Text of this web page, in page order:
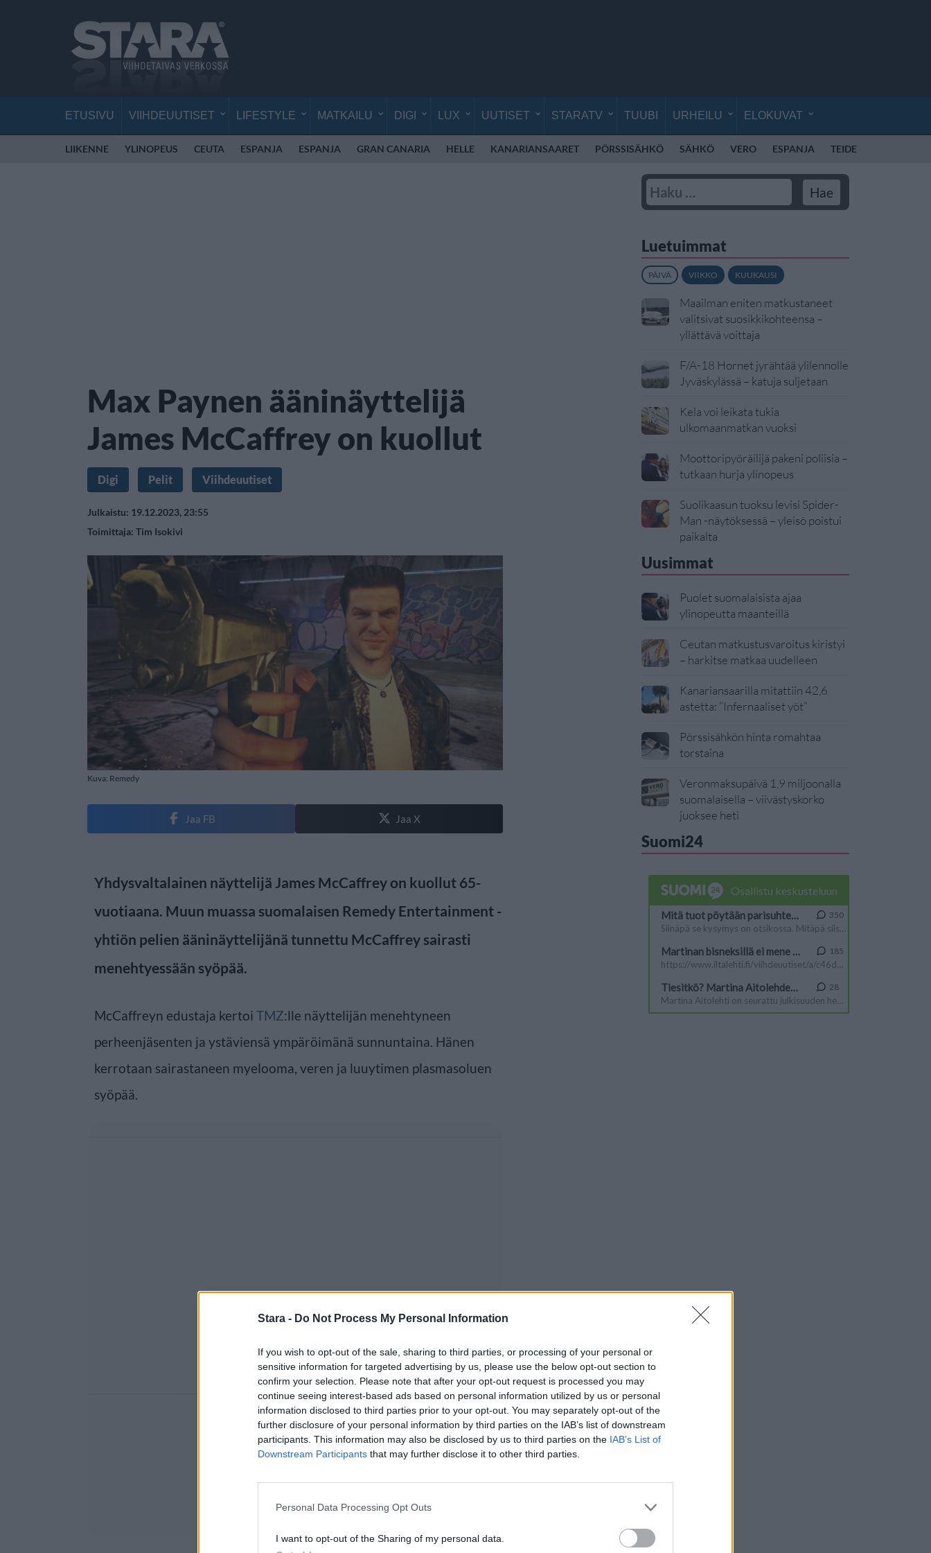
Stara - Do Not Process My Personal Information
If you wish to opt-out of the sale, sharing to third parties, or processing of your personal or
sensitive information for targeted advertising by us, please use the below opt-out section to
confirm your selection. Please note that after your opt-out request is processed you may
continue seeing interest-based ads based on personal information utilized by us or personal
information disclosed to third parties prior to your opt-out. You may separately opt-out of the
further disclosure of your personal information by third parties on the IAB’s list of downstream
participants. This information may also be disclosed by us to third parties on the IAB’s List of
Downstream Participants that may further disclose it to other third parties.
Personal Data Processing Opt Outs
I want to opt-out of the Sharing of my personal data.
ETUSIVU VIIHDEUUTISET LIFESTYLE MATKAILU DIGI LUX UUTISET STARATV TUUBI URHEILU ELOKUVAT
LIIKENNE YLINOPEUS CEUTA ESPANJA ESPANJA GRAN CANARIA HELLE KANARIANSAARET PÖRSSISÄHKÖ SÄHKÖ VERO ESPANJA TEIDE
Max Paynen ääninäyttelijä
James McCaffrey on kuollut
Digi Pelit Viihdeuutiset
Julkaistu: 19.12.2023, 23:55
Toimittaja: Tim Isokivi
Kuva: Remedy
Jaa FB Jaa X
Yhdysvaltalainen näyttelijä James McCaffrey on kuollut 65-
vuotiaana. Muun muassa suomalaisen Remedy Entertainment -
yhtiön pelien ääninäyttelijänä tunnettu McCaffrey sairasti
menehtyessään syöpää.
McCaffreyn edustaja kertoi TMZ:lle näyttelijän menehtyneen
perheenjäsenten ja ystäviensä ympäröimänä sunnuntaina. Hänen
kerrotaan sairastaneen myelooma, veren ja luuytimen plasmasoluen
syöpää.
Luetuimmat
PÄIVÄ VIIKKO KUUKAUSI
Maailman eniten matkustaneet
valitsivat suosikkikohteensa –
yllättävä voittaja
F/A-18 Hornet jyrähtää ylilennolle
Jyväskylässä – katuja suljetaan
Kela voi leikata tukia
ulkomaanmatkan vuoksi
Moottoripyöräilijä pakeni poliisia –
tutkaan hurja ylinopeus
Suolikaasun tuoksu levisi Spider-
Man -näytöksessä – yleisö poistui
paikalta
Uusimmat
Puolet suomalaisista ajaa
ylinopeutta maanteillä
Ceutan matkustusvaroitus kiristyi
– harkitse matkaa uudelleen
Kanariansaarilla mitattiin 42,6
astetta: ”Infernaaliset yöt”
Pörssisähkön hinta romahtaa
torstaina
Veronmaksupäivä 1,9 miljoonalla
suomalaisella – viivästyskorko
juoksee heti
Suomi24